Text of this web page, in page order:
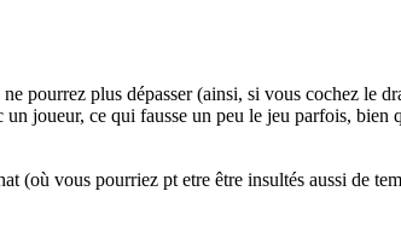
pourrez plus dépasser (ainsi, si vous cochez le
joueur, ce qui fausse un peu le jeu parfois, bien
(où vous pourriez pt etre être insultés aussi de